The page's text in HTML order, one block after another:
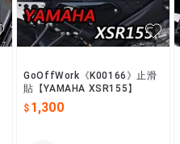
GoOffWork《K00166》止滑
貼【YAMAHA XSR155】
1,300